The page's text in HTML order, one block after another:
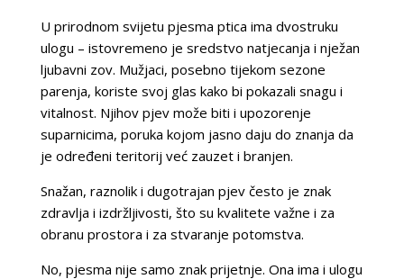
U prirodnom svijetu pjesma ptica ima dvostruku
ulogu – istovremeno je sredstvo natjecanja i nježan
ljubavni zov. Mužjaci, posebno tijekom sezone
parenja, koriste svoj glas kako bi pokazali snagu i
vitalnost. Njihov pjev može biti i upozorenje
suparnicima, poruka kojom jasno daju do znanja da
je određeni teritorij već zauzet i branjen.
Snažan, raznolik i dugotrajan pjev često je znak
zdravlja i izdržljivosti, što su kvalitete važne i za
obranu prostora i za stvaranje potomstva.
No, pjesma nije samo znak prijetnje. Ona ima i ulogu